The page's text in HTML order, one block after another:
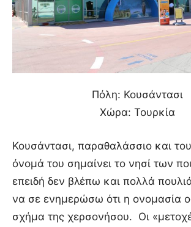
Πόλη: Κουσάντασι
Χώρα: Τουρκία
Κουσάντασι, παραθαλάσσιο και
όνομά του σημαίνει το νησί των
επειδή δεν βλέπω και πολλά
να σε ενημερώσω ότι η ονομασία
σχήμα της χερσονήσου. Οι